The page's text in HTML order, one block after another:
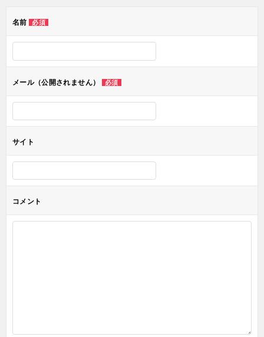
ー
ン
名前 必須
メール（公開されません） 必須
サイト
コメント